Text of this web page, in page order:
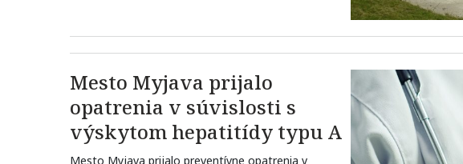
Mesto Myjava prijalo
opatrenia v súvislosti s
výskytom hepatitídy typu A
Mesto Myjava prijalo preventívne opatrenia v